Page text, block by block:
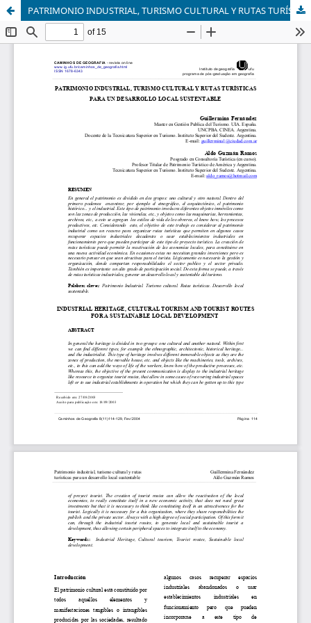
PATRIMONIO INDUSTRIAL, TURISMO CULTURAL Y RUTAS TURÍSTICAS PARA UN DESARROLLO LOCAL SUSTENTABLE